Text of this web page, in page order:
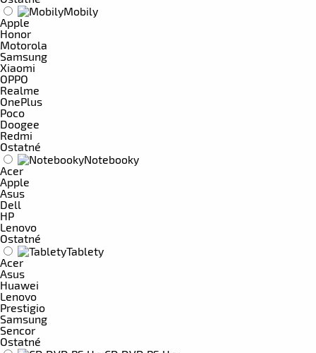
Mobily
Apple
Honor
Motorola
Samsung
Xiaomi
OPPO
Realme
OnePlus
Poco
Doogee
Redmi
Ostatné
Notebooky
Acer
Apple
Asus
Dell
HP
Lenovo
Ostatné
Tablety
Acer
Asus
Huawei
Lenovo
Prestigio
Samsung
Sencor
Ostatné